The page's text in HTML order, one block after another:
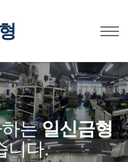
는일신금형
니다.